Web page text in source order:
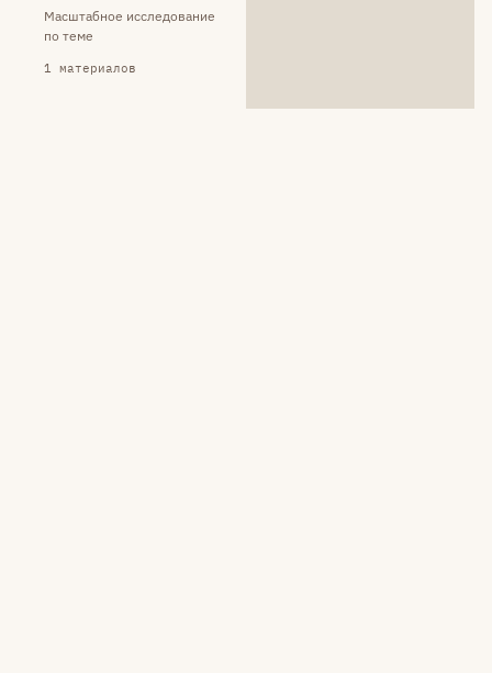
Масштабное исследование
по теме
1 материалов